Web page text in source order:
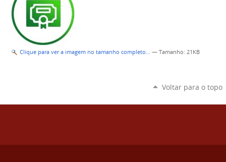
Clique para ver a imagem no tamanho completo… — Tamanho: 21KB
Voltar para o topo